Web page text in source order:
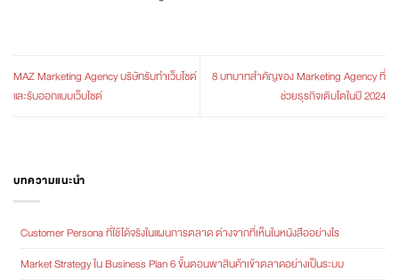
MAZ Marketing Agency บริษัทรับทำเว็บไซต์
และรับออกแบบเว็บไซต์
8 บทบาทสำคัญของ Marketing Agency ที่
ช่วยธุรกิจเติบโตในปี 2024
บทความแนะนำ
Customer Persona ที่ใช้ได้จริงในแผนการตลาด ต่างจากที่เห็นในหนังสืออย่างไร
Market Strategy ใน Business Plan 6 ขั้นตอนพาสินค้าเข้าตลาดอย่างเป็นระบบ